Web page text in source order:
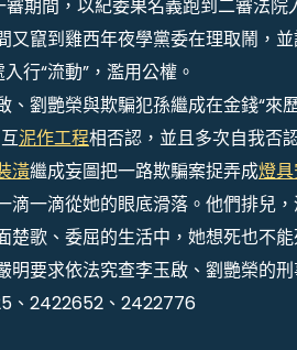
間，以紀委果名義跑到二審法院
竄到雞西年夜學黨委在理取鬧，
“流動”，濫用公權。
、劉艷榮與欺騙犯孫繼成在金錢“來
泥作工程相否認，並且多次自我否
潢繼成妄圖把一路欺騙案捉弄成燈
滴一滴從她的眼底滑落。他們排兒
楚歌、委屈的生活中，她想死也不
要求依法究查李玉啟、劉艷榮的
、2422652、2422776